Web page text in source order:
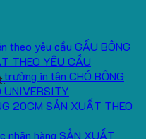
GẤU BÔNG
THEO YÊU CẦU
CHÓ BÔNG
UNIVERSITY
20CM SẢN XUẤT THEO
SẢN XUẤT